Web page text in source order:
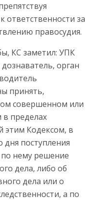
за
правосудия.
КС заметил: УПК
орган
принять,
совершенном или
в пределах
этим Кодексом, в
дня поступления
нему решение
дела, либо об
дела или о
а по